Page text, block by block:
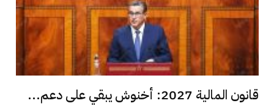
قانون المالية 2027: أخنوش يبقي على دعم...